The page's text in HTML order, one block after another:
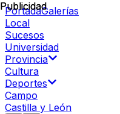
PortadaGalerías
Local
Sucesos
Universidad
Provincia
Cultura
Deportes
Campo
Castilla y León
Publicidad
Publicidad